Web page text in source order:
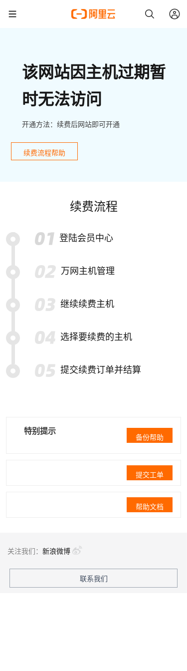
该网站因主机过期暂
时无法访问
开通方法：续费后网站即可开通
续费流程帮助
续费流程
登陆会员中心
万网主机管理
继续续费主机
选择要续费的主机
提交续费订单并结算
特别提示
备份帮助
提交工单
帮助文档